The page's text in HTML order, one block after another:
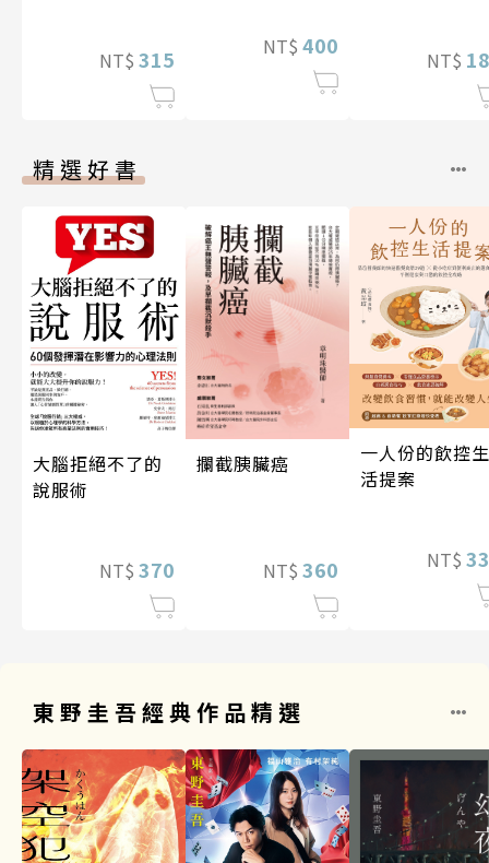
NT$ 315 NT$ 400
NT$
精選好書
大腦拒絕不了的
說服術
NT$ 370
攔截胰臟癌
NT$ 360
一人份的飲控生
活提案
NT$
東野圭吾經典作品精選